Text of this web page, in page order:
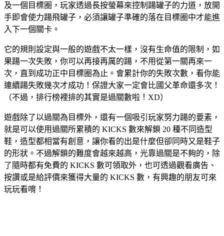
及一個目標圈，玩家透過長按螢幕來控制踼罐子的力道，放開
手即會使力踼飛罐子，必須讓罐子準確的落在目標圈中才能進
入下一個關卡。
它的規則設定與一般的遊戲不太一樣，沒有生命值的限制，如
果踼一次失敗，你可以再接再厲的踼，不用從第一關再來一
次，直到成功正中目標圈為止。會累計你的失敗次數，看你能
連續踼失敗幾次才成功！保證大家一定會比國父革命還多次！
（不過，排行榜裡排的其實是過關數啦！XD）
遊戲除了以過關為目標外，還有一個吸引玩家努力踼的要素，
就是可以使用過關所累積的 KICKS 數來解鎖 20 種不同造型
鞋，造型都相當有創意，讓你看的出是什麼但卻同時又是鞋子
的形狀。不過解鎖的難度會越來越高，光靠過關是不夠的，除
了隨時都有免費的 KICKS 數可領取外，也可透過觀看廣告、
按讚或是給評價來獲得大量的 KICKS 數，有興趣的朋友可來
玩玩看唷！